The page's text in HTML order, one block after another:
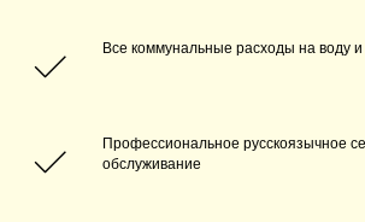
Все коммунальные расходы на воду и
Профессиональное русскоязычное
обслуживание